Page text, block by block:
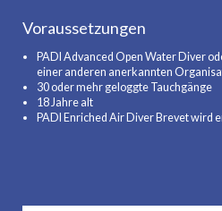
Voraussetzungen
PADI Advanced Open Water Diver
einer anderen anerkannten
30 oder mehr geloggte Tauchgänge
18 Jahre alt
PADI Enriched Air Diver Brevet wird